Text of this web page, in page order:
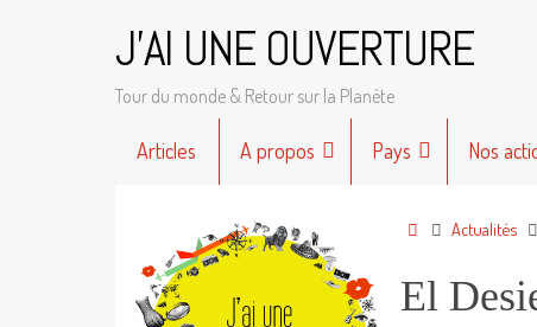
J'AI UNE OUVERTURE
Tour du monde & Retour sur la Planète
Articles A propos Pays Nos
AccueilActualités
El